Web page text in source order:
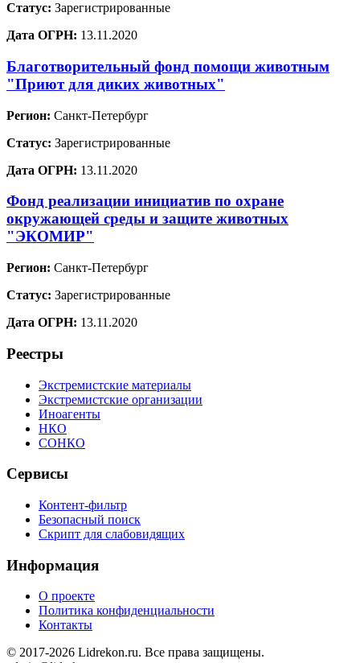
Статус: Зарегистрированные
Дата ОГРН: 13.11.2020
Благотворительный фонд помощи животным
"Приют для диких животных"
Регион: Санкт-Петербург
Статус: Зарегистрированные
Дата ОГРН: 13.11.2020
Фонд реализации инициатив по охране
окружающей среды и защите животных
"ЭКОМИР"
Регион: Санкт-Петербург
Статус: Зарегистрированные
Дата ОГРН: 13.11.2020
Реестры
Экстремистские материалы
Экстремистские организации
Иноагенты
НКО
СОНКО
Сервисы
Контент-фильтр
Безопасный поиск
Скрипт для слабовидящих
Информация
О проекте
Политика конфиденциальности
Контакты
© 2017-2026 Lidrekon.ru. Все права защищены.